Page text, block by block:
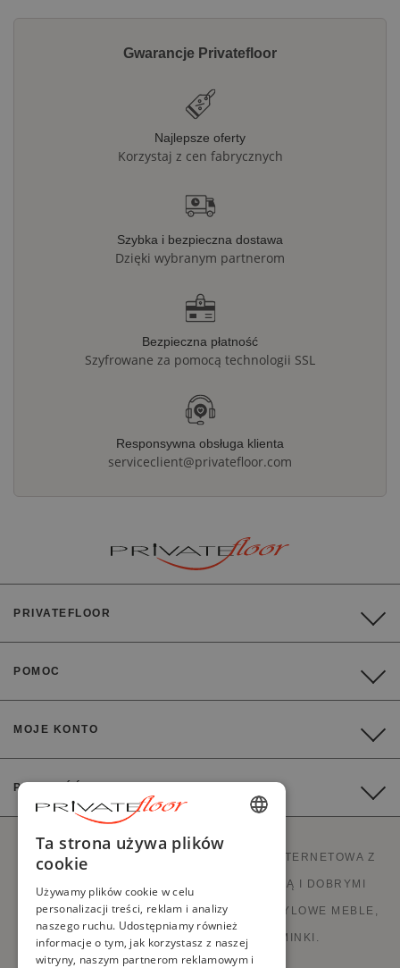
Gwarancje Privatefloor
Najlepsze oferty
Korzystaj z cen fabrycznych
Szybka i bezpieczna dostawa
Dzięki wybranym partnerom
Bezpieczna płatność
Szyfrowane za pomocą technologii SSL
Responsywna obsługa klienta
serviceclient@privatefloor.com
PRIVATEFLOOR
POMOC
MOJE KONTO
PŁATNOŚĆ
PRIVATEFLOOR TO PIERWSZA STRONA INTERNETOWA Z
BEZPOŚREDNIĄ SPRZEDAŻĄ FABRYCZNĄ I DOBRYMI
OFERTAMI W CENACH FABRYCZNYCH. STYLOWE MEBLE,
SOFY, DEKORACJE, LAMPY I KOMINKI.
ENGLISH
GERMAN
ITALIAN
Ta strona używa plików
cookie
Używamy plików cookie w celu
personalizacji treści, reklam i analizy
naszego ruchu. Udostępniamy również
informacje o tym, jak korzystasz z naszej
witryny, naszym partnerom reklamowym i